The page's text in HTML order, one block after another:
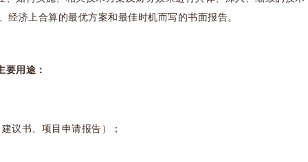
济上合算的最优方案和最佳时机而写的书面报告。
用途：
书、项目申请报告）；